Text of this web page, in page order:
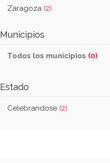
Zaragoza (2)
Municipios
Todos los municipios (0)
Estado
Celebrandose (2)